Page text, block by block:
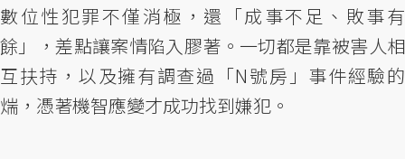
數位性犯罪不僅消極，還「成事不足、敗事有
餘」，差點讓案情陷入膠著。一切都是靠被害人相
互扶持，以及擁有調查過「N號房」事件經驗的
煓，憑著機智應變才成功找到嫌犯。